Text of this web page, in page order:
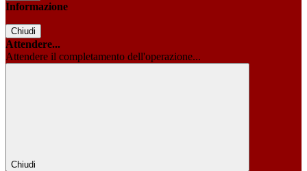
Informazione
Chiudi
Attendere...
Attendere il completamento dell'operazione...
Chiudi